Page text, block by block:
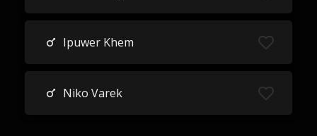
Ipuwer Khem
Niko Varek